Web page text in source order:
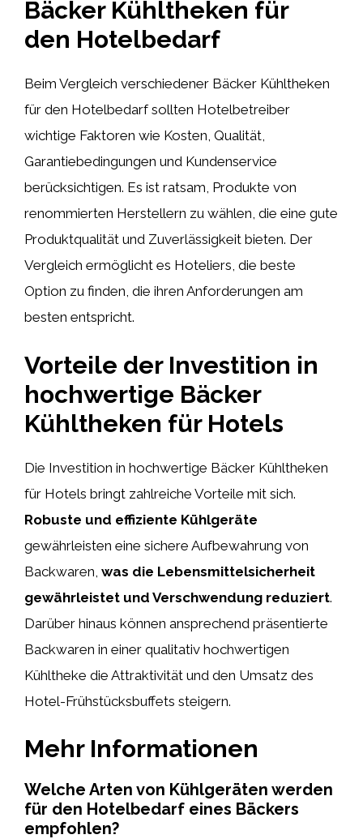
Bäcker Kühltheken für
den Hotelbedarf
Beim Vergleich verschiedener Bäcker Kühltheken
für den Hotelbedarf sollten Hotelbetreiber
wichtige Faktoren wie Kosten, Qualität,
Garantiebedingungen und Kundenservice
berücksichtigen. Es ist ratsam, Produkte von
renommierten Herstellern zu wählen, die eine gute
Produktqualität und Zuverlässigkeit bieten. Der
Vergleich ermöglicht es Hoteliers, die beste
Option zu finden, die ihren Anforderungen am
besten entspricht.
Vorteile der Investition in
hochwertige Bäcker
Kühltheken für Hotels
Die Investition in hochwertige Bäcker Kühltheken
für Hotels bringt zahlreiche Vorteile mit sich.
Robuste und effiziente Kühlgeräte
gewährleisten eine sichere Aufbewahrung von
Backwaren, was die Lebensmittelsicherheit
gewährleistet und Verschwendung reduziert.
Darüber hinaus können ansprechend präsentierte
Backwaren in einer qualitativ hochwertigen
Kühltheke die Attraktivität und den Umsatz des
Hotel-Frühstücksbuffets steigern.
Mehr Informationen
Welche Arten von Kühlgeräten werden
für den Hotelbedarf eines Bäckers
empfohlen?